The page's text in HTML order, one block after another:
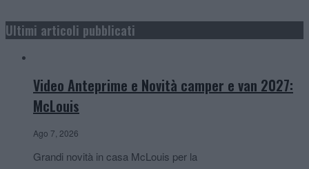
Ultimi articoli pubblicati
Video Anteprime e Novità camper e van 2027:
McLouis
Ago 7, 2026
Grandi novità in casa McLouis per la